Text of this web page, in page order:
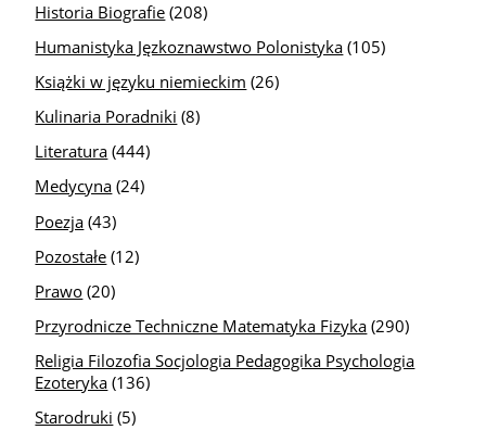
Historia Biografie (208)
Humanistyka Jęzkoznawstwo Polonistyka (105)
Książki w języku niemieckim (26)
Kulinaria Poradniki (8)
Literatura (444)
Medycyna (24)
Poezja (43)
Pozostałe (12)
Prawo (20)
Przyrodnicze Techniczne Matematyka Fizyka (290)
Religia Filozofia Socjologia Pedagogika Psychologia
Ezoteryka (136)
Starodruki (5)